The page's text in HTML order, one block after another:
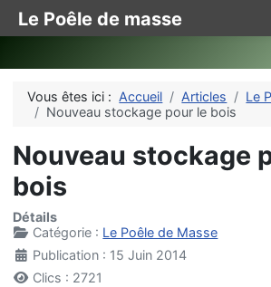
Vous êtes ici : Accueil Articles
Le
Nouveau stockage pour le bois
Nouveau stockage
bois
Détails
Catégorie : Le Poêle de Masse
Publication : 15 Juin 2014
Clics : 2721
Le Poêle de masse